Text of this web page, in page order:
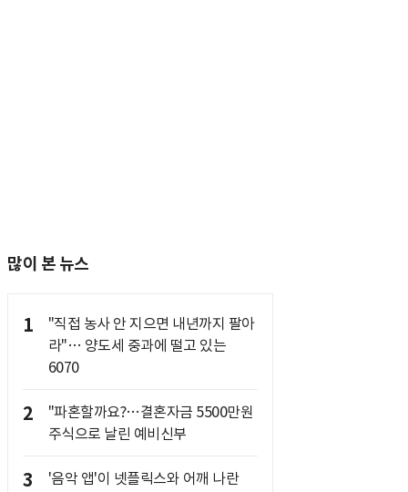
많이 본 뉴스
1
"직접 농사 안 지으면 내년까지 팔아
라"… 양도세 중과에 떨고 있는
6070
2
"파혼할까요?…결혼자금 5500만원
주식으로 날린 예비신부
3
'음악 앱'이 넷플릭스와 어깨 나란